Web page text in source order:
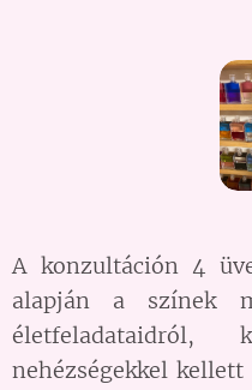
A konzultáción 4
alapján a színek
életfeladataidról,
nehézségekkel